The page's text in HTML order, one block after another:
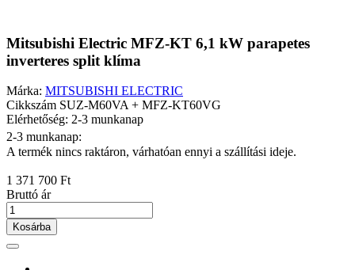
Mitsubishi Electric MFZ-KT 6,1 kW parapetes
inverteres split klíma
Márka: MITSUBISHI ELECTRIC
Cikkszám SUZ-M60VA + MFZ-KT60VG
Elérhetőség: 2-3 munkanap
2-3 munkanap:
A termék nincs raktáron, várhatóan ennyi a szállítási ideje.
1 371 700 Ft
Bruttó ár
Kosárba